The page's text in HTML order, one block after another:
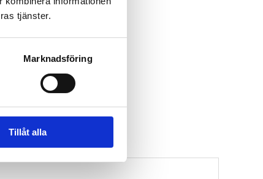
tjänster.
Marknadsföring
Tillåt alla